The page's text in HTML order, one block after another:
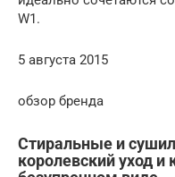
W1.
5 августа 2015
обзор бренда
Стиральные и
королевский уход и